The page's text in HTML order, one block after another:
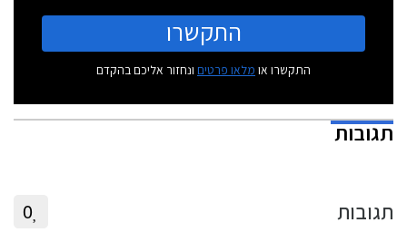
התקשרו
התקשרו או מלאו פרטים ונחזור אליכם בהקדם
תגובות
תגובות 0